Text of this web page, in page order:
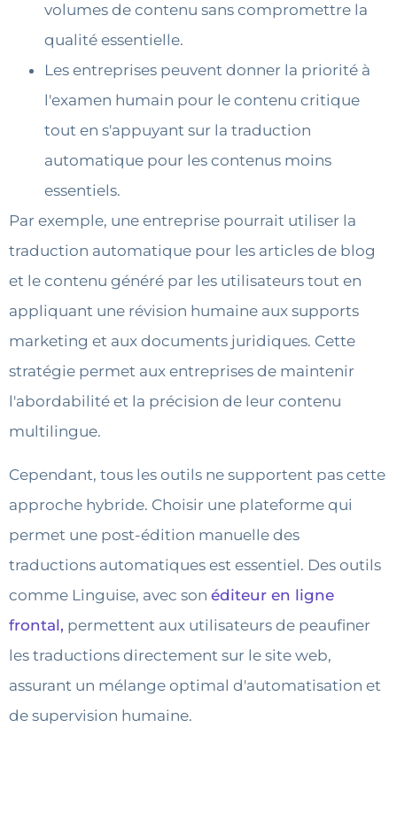
volumes de contenu sans compromettre la
qualité essentielle.
Les entreprises peuvent donner la priorité à
l'examen humain pour le contenu critique
tout en s'appuyant sur la traduction
automatique pour les contenus moins
essentiels.
Par exemple, une entreprise pourrait utiliser la
traduction automatique pour les articles de blog
et le contenu généré par les utilisateurs tout en
appliquant une révision humaine aux supports
marketing et aux documents juridiques. Cette
stratégie permet aux entreprises de maintenir
l'abordabilité et la précision de leur contenu
multilingue.
Cependant, tous les outils ne supportent pas cette
approche hybride. Choisir une plateforme qui
permet une post-édition manuelle des
traductions automatiques est essentiel. Des outils
comme Linguise, avec son éditeur en ligne
frontal, permettent aux utilisateurs de peaufiner
les traductions directement sur le site web,
assurant un mélange optimal d'automatisation et
de supervision humaine.